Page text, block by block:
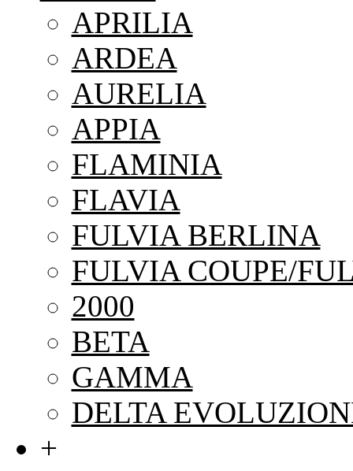
APRILIA
ARDEA
AURELIA
APPIA
FLAMINIA
FLAVIA
FULVIA BERLINA
FULVIA COUPE/
2000
BETA
GAMMA
DELTA
+